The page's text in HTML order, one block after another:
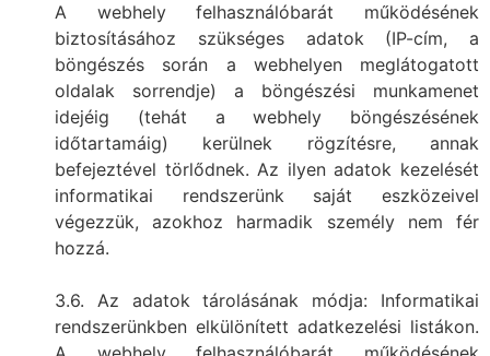
A webhely felhasználóbarát működésének
biztosításához szükséges adatok (IP-cím, a
böngészés során a webhelyen meglátogatott
oldalak sorrendje) a böngészési munkamenet
idejéig (tehát a webhely böngészésének
időtartamáig) kerülnek rögzítésre, annak
befejeztével törlődnek. Az ilyen adatok kezelését
informatikai rendszerünk saját eszközeivel
végezzük, azokhoz harmadik személy nem fér
hozzá.
3.6. Az adatok tárolásának módja: Informatikai
rendszerünkben elkülönített adatkezelési listákon.